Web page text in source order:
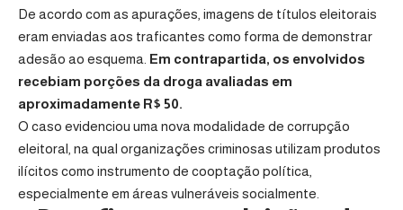
De acordo com as apurações, imagens de títulos eleitorais
eram enviadas aos traficantes como forma de demonstrar
adesão ao esquema. Em contrapartida, os envolvidos
recebiam porções da droga avaliadas em
aproximadamente R$ 50.
O caso evidenciou uma nova modalidade de corrupção
eleitoral, na qual organizações criminosas utilizam produtos
ilícitos como instrumento de cooptação política,
especialmente em áreas vulneráveis socialmente.